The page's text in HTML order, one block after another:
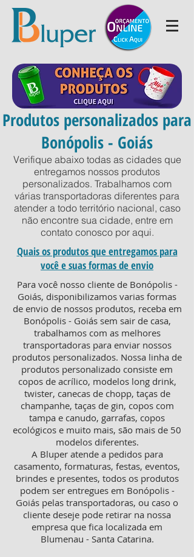
Produtos personalizados para
Bonópolis - Goiás
Verifique abaixo todas as cidades que
entregamos nossos produtos
personalizados. Trabalhamos com
várias transportadoras diferentes para
atender a todo território nacional, caso
não encontre sua cidade, entre em
contato conosco por aqui.
Para você nosso cliente de Bonópolis -
Goiás, disponibilizamos varias formas
de envio de nossos produtos, receba em
Bonópolis - Goiás sem sair de casa,
trabalhamos com as melhores
transportadoras para enviar nossos
produtos personalizados. Nossa linha de
produtos personalizado consiste em
copos de acrílico, modelos long drink,
twister, canecas de chopp, taças de
champanhe, taças de gin, copos com
tampa e canudo, garrafas, copos
ecológicos e muito mais, são mais de 50
modelos diferentes.
A Bluper atende a pedidos para
casamento, formaturas, festas, eventos,
brindes e presentes, todos os produtos
podem ser entregues em Bonópolis -
Goiás pelas transportadoras, ou caso o
cliente deseje pode retirar na nossa
empresa que fica localizada em
Blumenau - Santa Catarina.
Quais os produtos que entregamos para
você e suas formas de envio